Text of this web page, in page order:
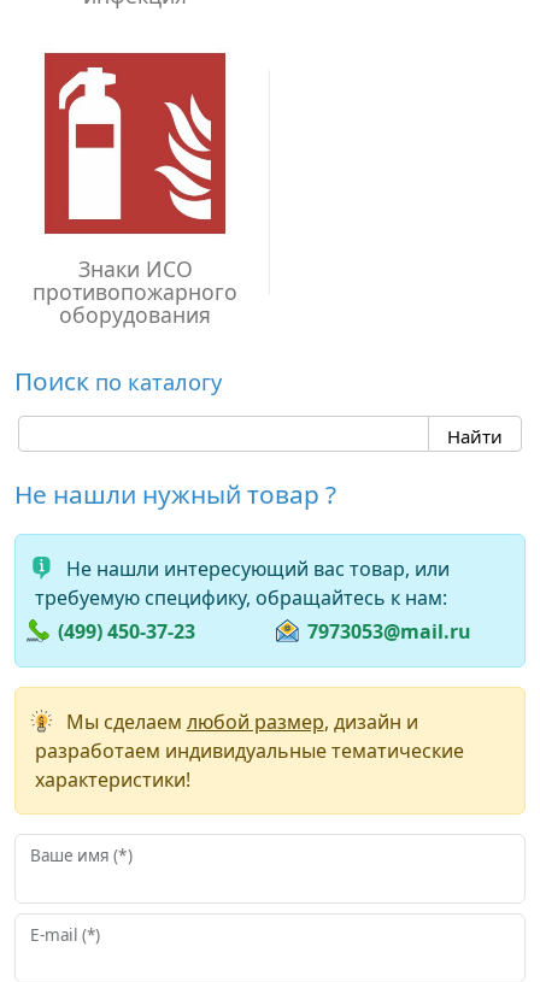
Знаки ИСО
противопожарного
оборудования
Поиск по каталогу
Не нашли нужный товар ?
Не нашли интересующий вас товар, или
требуемую специфику, обращайтесь к нам:
(499) 450-37-23
7973053@mail.ru
Мы сделаем любой размер, дизайн и
разработаем индивидуальные тематические
характеристики!
Ваше имя (*)
E-mail (*)